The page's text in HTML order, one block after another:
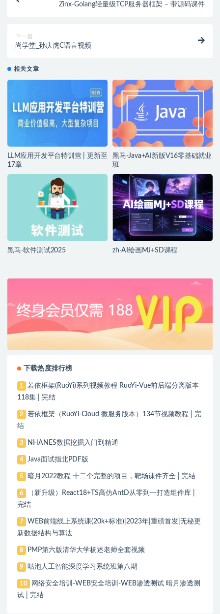
Zinx-Golang轻量级TCP服务器框架 – 带源码课件
下一篇
尚学堂_孙庆虎C语言视频
相关文章
LLM应用开发平台特训营 | 更新至
17章
黑马-Java+AI新版V16零基础就业
班
黑马-软件测试2025 zh-AI绘画MJ+SD课程
下载热度排行榜
1
若依框架(RuoYi)系列视频教程 RuoYi-Vue前后端分离版本
118集 | 完结
2
若依框架（RuoYi-Cloud 微服务版本）134节视频教程 | 完
结
3 NHANES数据挖掘入门到精通
4 Java面试指北PDF版
5 暗月2022教程 十二个完整的项目，靶场课件齐全 | 完结
6
（新升级）React18+TS高仿AntD从零到一打造组件库 |
完结
7
WEB前端线上系统课(20k+标准)|2023年|重磅首发|无秘更
新数据结构与算法
8 PMP第六版清华大学杨述老师全套视频
9 咕泡人工智能深度学习系统班第八期
10
网络安全培训-WEB安全培训-WEB渗透测试 暗月渗透测
试 | 完结